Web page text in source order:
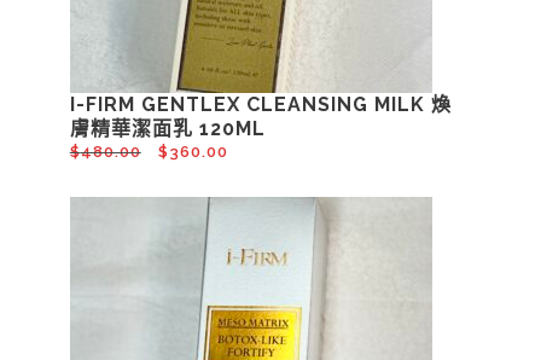
I-FIRM GENTLEX CLEANSING MILK 煥
膚精華潔面乳 120ML
$480.00 $ 360.00